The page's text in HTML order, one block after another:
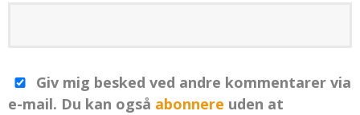
Giv mig besked ved andre kommentarer via
e-mail. Du kan også abonnere uden at